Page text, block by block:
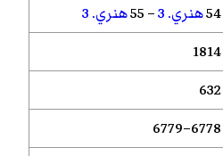
54هنري. 3 – 55
هنري. 3
1814
632
6778–6779